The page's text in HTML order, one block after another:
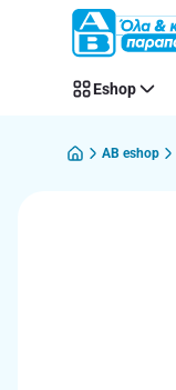
Παράλειψη
Eshop
AB eshop